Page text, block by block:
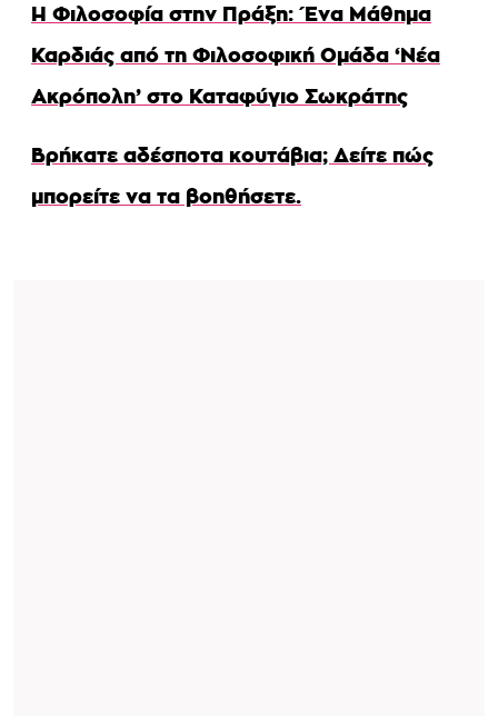
Η Φιλοσοφία στην Πράξη: Ένα Μάθημα
Καρδιάς από τη Φιλοσοφική Ομάδα ‘Νέα
Ακρόπολη’ στο Καταφύγιο Σωκράτης
Βρήκατε αδέσποτα κουτάβια; Δείτε πώς
μπορείτε να τα βοηθήσετε.